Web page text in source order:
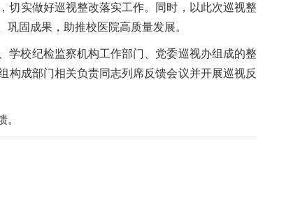
切实做好巡视整改落实工作。同时，以此次巡视整
固成果，助推校医院高质量发展。
学校纪检监察机构工作部门、党委巡视办组成的整
构成部门相关负责同志列席反馈会议并开展巡视反